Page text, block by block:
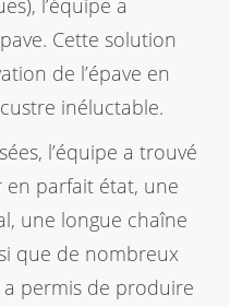
l’équipe a
Cette solution
de l’épave en
inéluctable.
l’équipe a trouvé
parfait état, une
une longue chaîne
que de nombreux
permis de produire